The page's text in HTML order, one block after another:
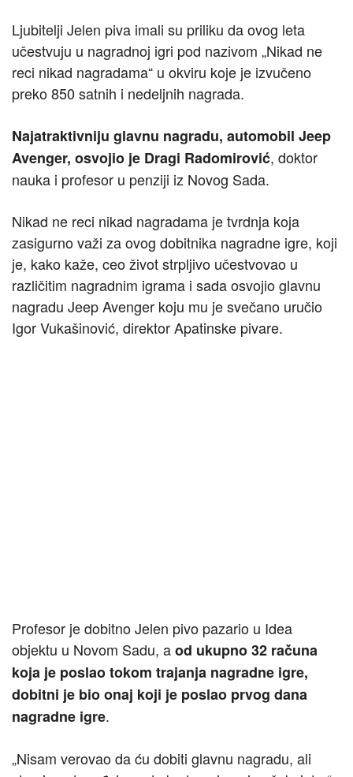
Ljubitelji Jelen piva imali su priliku da ovog leta
učestvuju u nagradnoj igri pod nazivom „Nikad ne
reci nikad nagradama“ u okviru koje je izvučeno
preko 850 satnih i nedeljnih nagrada.
Najatraktivniju glavnu nagradu, automobil Jeep
Avenger, osvojio je Dragi Radomirović, doktor
nauka i profesor u penziji iz Novog Sada.
Nikad ne reci nikad nagradama je tvrdnja koja
zasigurno važi za ovog dobitnika nagradne igre, koji
je, kako kaže, ceo život strpljivo učestvovao u
različitim nagradnim igrama i sada osvojio glavnu
nagradu Jeep Avenger koju mu je svečano uručio
Igor Vukašinović, direktor Apatinske pivare.
Profesor je dobitno Jelen pivo pazario u Idea
objektu u Novom Sadu, aod ukupno 32 računa
koja je poslao tokom trajanja nagradne igre,
dobitni je bio onaj koji je poslao prvog dana
nagradne igre.
„Nisam verovao da ću dobiti glavnu nagradu, ali